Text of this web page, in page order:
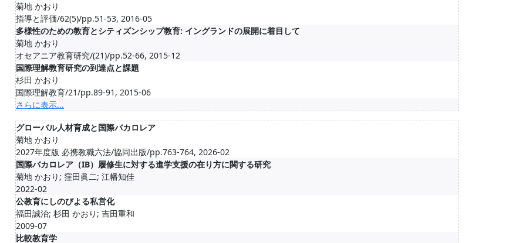
菊地 かおり
指導と評価/62(5)/pp.51-53, 2016-05
多様性のための教育とシティズンシップ教育: イングランドの展開に着目して
菊地 かおり
オセアニア教育研究/(21)/pp.52-66, 2015-12
国際理解教育研究の到達点と課題
杉田 かおり
国際理解教育/21/pp.89-91, 2015-06
さらに表示...
グローバル人材育成と国際バカロレア
菊地 かおり
2027年度版 必携教職六法/協同出版/pp.763-764, 2026-02
国際バカロレア（IB）履修生に対する進学支援の在り方に関する研究
菊地 かおり; 窪田眞二; 江幡知佳
2022-02
公教育にしのびよる私営化
福田誠治; 杉田 かおり; 吉田重和
2009-07
比較教育学